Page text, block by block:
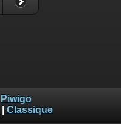
Piwigo
Classique